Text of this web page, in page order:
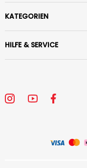
KATEGORIEN
HILFE & SERVICE